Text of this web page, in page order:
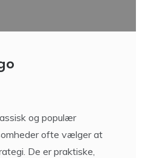
og populær
ofte vælger at
De er praktiske,